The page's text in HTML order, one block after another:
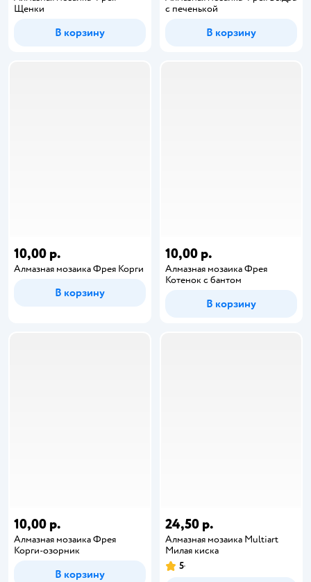
Щенки
В корзину
с печенькой
В корзину
10,00 р.
Алмазная мозаика Фрея Корги
В корзину
10,00 р.
Алмазная мозаика Фрея
Котенок с бантом
В корзину
10,00 р.
Алмазная мозаика Фрея
Корги-озорник
В корзину
24,50 р.
Алмазная мозаика Multiart
Милая киска
5